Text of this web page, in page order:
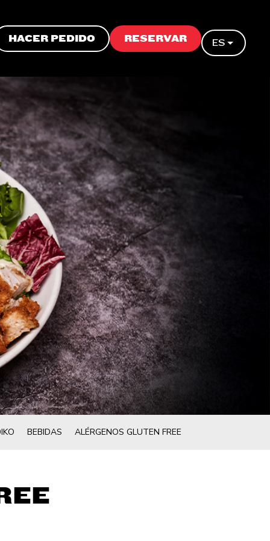
HACER PEDIDO RESERVAR ES
BEBIDAS ALÉRGENOS GLUTEN FREE